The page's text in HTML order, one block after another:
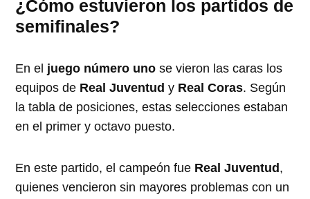
¿Cómo estuvieron los partidos de
semifinales?
En el juego número uno se vieron las caras los
equipos de Real Juventud y Real Coras. Según
la tabla de posiciones, estas selecciones estaban
en el primer y octavo puesto.
En este partido, el campeón fue Real Juventud ,
quienes vencieron sin mayores problemas con un